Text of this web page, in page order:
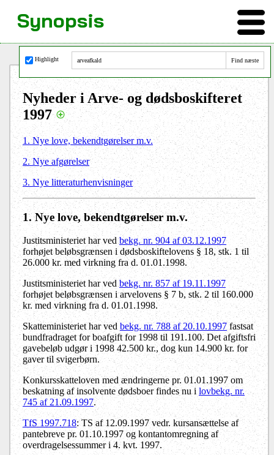
Nyheder i Arve- og dødsboskifteret
1997
1. Nye love, bekendtgørelser m.v.
2. Nye afgørelser
3. Nye litteraturhenvisninger
1. Nye love, bekendtgørelser m.v.
Justitsministeriet har vedbekg. nr. 904 af 03.12.1997
forhøjet beløbsgrænsen i dødsboskiftelovens § 18, stk. 1 til
26.000 kr. med virkning fra d. 01.01.1998.
Justitsministeriet har vedbekg. nr. 857 af 19.11.1997
forhøjet beløbsgrænsen i arvelovens § 7 b, stk. 2 til 160.000
kr. med virkning fra d. 01.01.1998.
Skatteministeriet har vedbekg. nr. 788 af 20.10.1997fastsat
bundfradraget for boafgift for 1998 til 191.100. Det afgiftsfri
gavebeløb udgør i 1998 42.500 kr., dog kun 14.900 kr. for
gaver til svigerbørn.
Konkursskatteloven med ændringerne pr. 01.01.1997 om
beskatning af insolvente dødsboer findes nu i lovbekg. nr.
745 af 21.09.1997.
TfS 1997.718: TS af 12.09.1997 vedr. kursansættelse af
pantebreve pr. 01.10.1997 og kontantomregning af
overdragelsessummer i 4. kvt. 1997.
Synopsis
Highlight